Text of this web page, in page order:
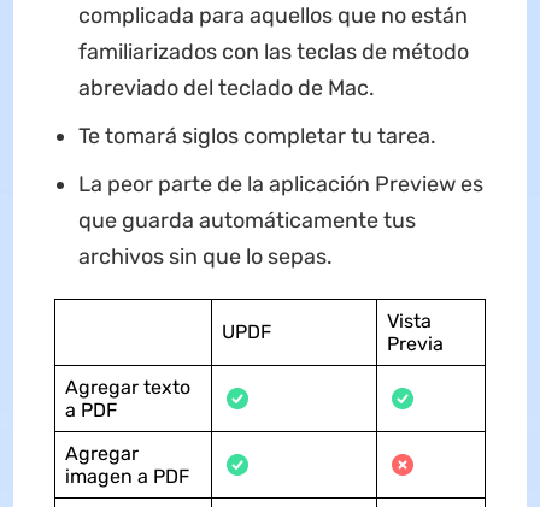
complicada para aquellos que no están
familiarizados con las teclas de método
abreviado del teclado de Mac.
Te tomará siglos completar tu tarea.
La peor parte de la aplicación Preview es
que guarda automáticamente tus
archivos sin que lo sepas.
UPDF
Vista
Previa
Agregar texto
a PDF
Agregar
imagen a PDF